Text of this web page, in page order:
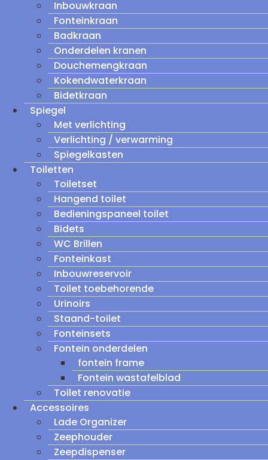
Inbouwkraan
Fonteinkraan
Badkraan
Onderdelen kranen
Douchemengkraan
Kokendwaterkraan
Bidetkraan
Spiegel
Met verlichting
Verlichting / verwarming
Spiegelkasten
Toiletten
Toiletset
Hangend toilet
Bedieningspaneel toilet
Bidets
WC Brillen
Fonteinkast
Inbouwreservoir
Toilet toebehorende
Urinoirs
Staand-toilet
Fonteinsets
Fontein onderdelen
fontein frame
Fontein wastafelblad
Toilet renovatie
Accessoires
Lade Organizer
Zeephouder
Zeepdispenser